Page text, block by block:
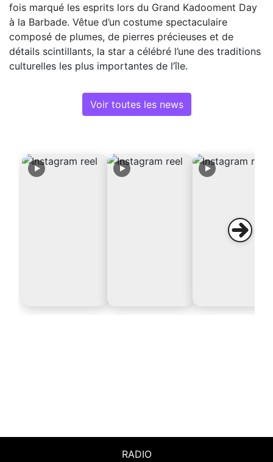
fois marqué les esprits lors du Grand Kadooment Day
à la Barbade. Vêtue d’un costume spectaculaire
composé de plumes, de pierres précieuses et de
détails scintillants, la star a célébré l’une des traditions
culturelles les plus importantes de l’île.
Voir toutes les news
RADIO